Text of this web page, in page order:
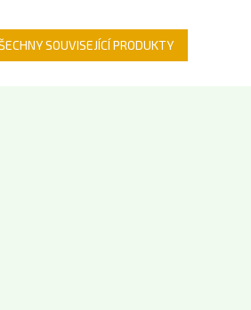
SOUVISEJÍCÍ PRODUKTY